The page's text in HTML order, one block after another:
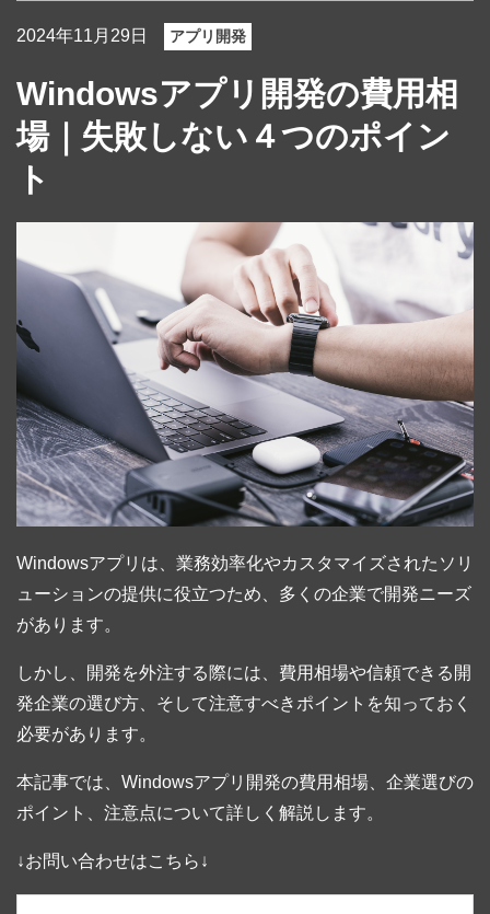
2024年11月29日 アプリ開発
Windowsアプリ開発の費用相
場｜失敗しない４つのポイン
ト
Windowsアプリは、業務効率化やカスタマイズされたソリ
ューションの提供に役立つため、多くの企業で開発ニーズ
があります。
しかし、開発を外注する際には、費用相場や信頼できる開
発企業の選び方、そして注意すべきポイントを知っておく
必要があります。
本記事では、Windowsアプリ開発の費用相場、企業選びの
ポイント、注意点について詳しく解説します。
↓お問い合わせはこちら↓